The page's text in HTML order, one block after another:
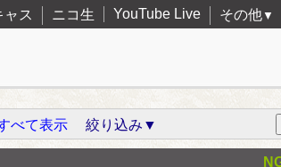
ャス ニコ生 YouTube Live その他▼
べて表示 絞り込み▼